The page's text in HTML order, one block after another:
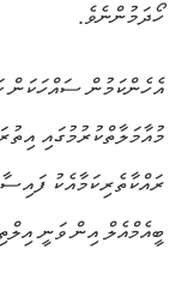
ހޯދަމުންނެވެ.
އެހެންކަމުން ސައްހަކަން
މުއާމަލާތްކުރުމުގައި
ރައްކާތެރިކަމާއެކު
ބީއެމްއެލް އިން ވަނީ